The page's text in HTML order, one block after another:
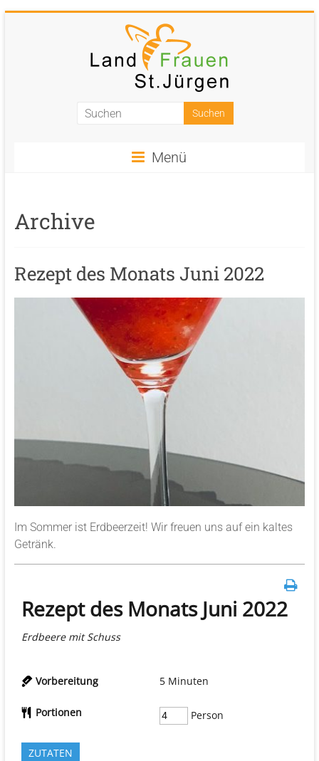
Landfrauen
Frauen
für
starke
Gesellschaft
Menü
Archive
Rezept des Monats Juni 2022
Im Sommer ist Erdbeerzeit! Wir freuen uns auf ein kaltes
Getränk.
Rezept des Monats Juni 2022
Erdbeere mit Schuss
Vorbereitung 5 Minuten
Portionen Person
ZUTATEN